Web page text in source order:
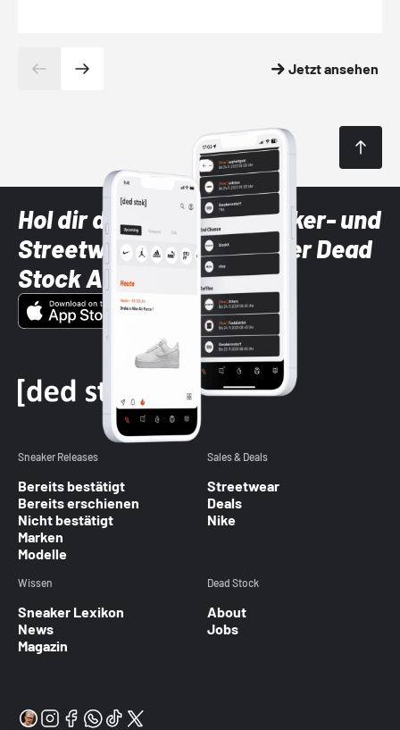
Jetzt ansehen
Hol dir die neuesten Sneaker- und
Streetwear-Brands mit der Dead
Stock App
Sneaker Releases
Bereits bestätigt
Bereits erschienen
Nicht bestätigt
Marken
Modelle
Sales & Deals
Streetwear
Deals
Nike
Wissen
Sneaker Lexikon
News
Magazin
Dead Stock
About
Jobs